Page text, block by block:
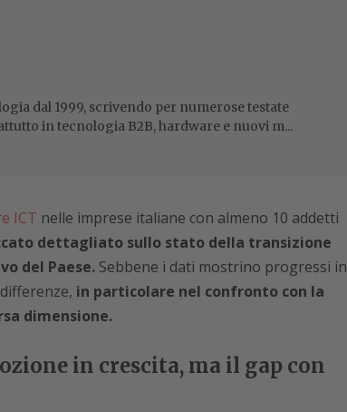
dal 1999, scrivendo per numerose testate
in tecnologia B2B, hardware e nuovi m...
ICT nelle imprese italiane con almeno 10 addetti
dettagliato sullo stato della transizione
del Paese.Sebbene i dati mostrino progressi in
in particolare nel confronto con la
dimensione.
in crescita, ma il gap con